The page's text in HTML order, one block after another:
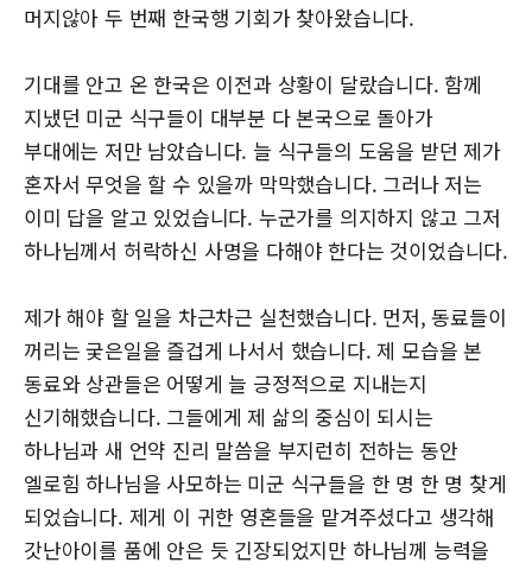
머지않아 두 번째 한국행 기회가 찾아왔습니다.
기대를 안고 온 한국은 이전과 상황이 달랐습니다. 함께
지냈던 미군 식구들이 대부분 다 본국으로 돌아가
부대에는 저만 남았습니다. 늘 식구들의 도움을 받던 제가
혼자서 무엇을 할 수 있을까 막막했습니다. 그러나 저는
이미 답을 알고 있었습니다. 누군가를 의지하지 않고 그저
하나님께서 허락하신 사명을 다해야 한다는 것이었습니다.
제가 해야 할 일을 차근차근 실천했습니다. 먼저, 동료들이
꺼리는 궂은일을 즐겁게 나서서 했습니다. 제 모습을 본
동료와 상관들은 어떻게 늘 긍정적으로 지내는지
신기해했습니다. 그들에게 제 삶의 중심이 되시는
하나님과 새 언약 진리 말씀을 부지런히 전하는 동안
엘로힘 하나님을 사모하는 미군 식구들을 한 명 한 명 찾게
되었습니다. 제게 이 귀한 영혼들을 맡겨주셨다고 생각해
갓난아이를 품에 안은 듯 긴장되었지만 하나님께 능력을